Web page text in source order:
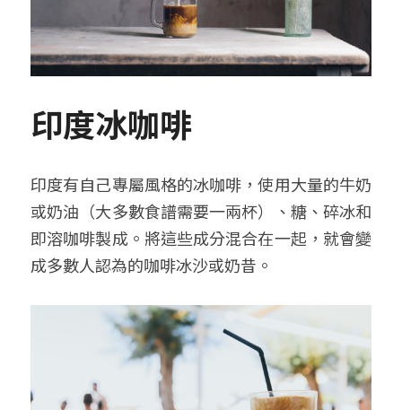
印度冰咖啡
印度有自己專屬風格的冰咖啡，使用大量的牛奶
或奶油（大多數食譜需要一兩杯）、糖、碎冰和
即溶咖啡製成。將這些成分混合在一起，就會變
成多數人認為的咖啡冰沙或奶昔。